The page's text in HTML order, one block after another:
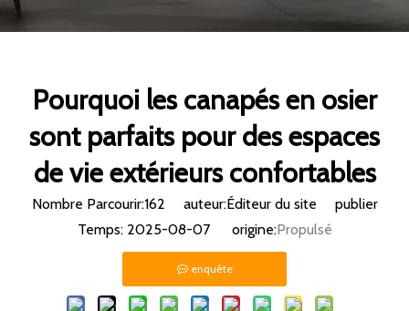
Pourquoi les canapés en osier
sont parfaits pour des espaces
de vie extérieurs confortables
Nombre Parcourir:162 auteur:Éditeur du site publier
Temps: 2025-08-07 origine:Propulsé
enquête